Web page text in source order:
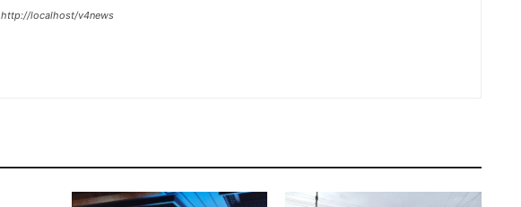
http://localhost/v4news